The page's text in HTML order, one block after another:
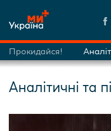
Прокидайся!
Аналітичні та